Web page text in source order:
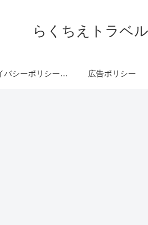
らくちえトラベ
プライバシーポリシー・免責事項 広告ポリシー